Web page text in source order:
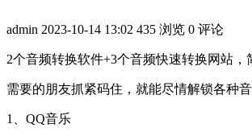
admin 2023-10-14 13:02 435 浏览 0 评论
2个音频转换软件+3个音频快速转换网站
需要的朋友抓紧码住，就能尽情解锁各种
1、QQ音乐